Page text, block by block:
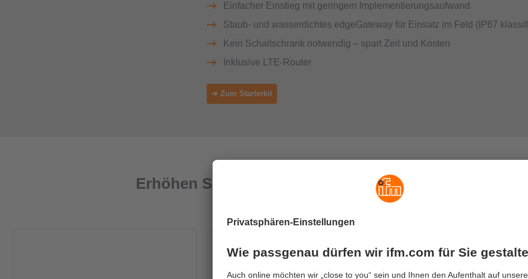
Einfacher Einstieg mit geringem Implementierungsaufwand
Staub- und wasserdichtes edgeGateway für Einsatz im Feld (IP67
Kein Schaltschrank notwendig – spart Zeit und Kosten
Inklusive LTE-Router
➜ Zum Starterkit
Erhöhen Sie Ihre Interoperabilität mit inte grierten